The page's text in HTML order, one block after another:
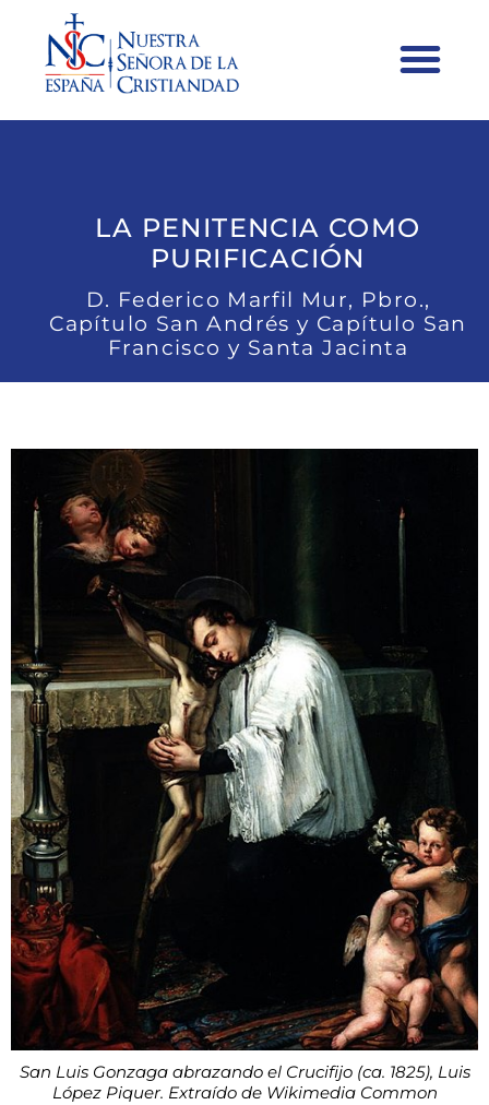
LA PENITENCIA COMO
PURIFICACIÓN
D. Federico Marfil Mur, Pbro.,
Capítulo San Andrés y Capítulo San
Francisco y Santa Jacinta
San Luis Gonzaga abrazando el Crucifijo (ca. 1825), Luis
López Piquer. Extraído de Wikimedia Common